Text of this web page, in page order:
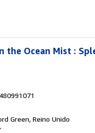
Ocean Mist :
Green, Reino Unido